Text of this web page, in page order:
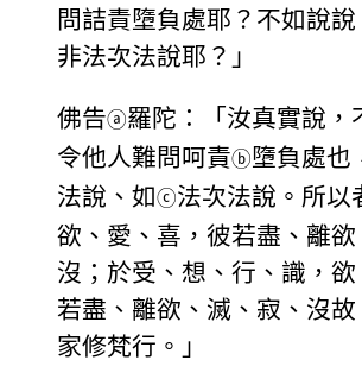
問詰責墮負處耶？不如說說
非法次法說耶？」
佛告ⓐ羅陀：「汝真實說，
令他人難問呵責ⓑ墮負處也
法說、如ⓒ法次法說。所以
欲、愛、喜，彼若盡、離欲
沒；於受、想、行、識，
若盡、離欲、滅、寂、沒
家修梵行。」